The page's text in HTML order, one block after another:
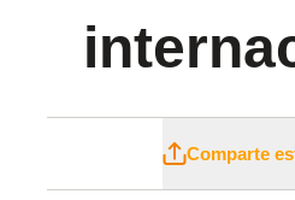
Comparte